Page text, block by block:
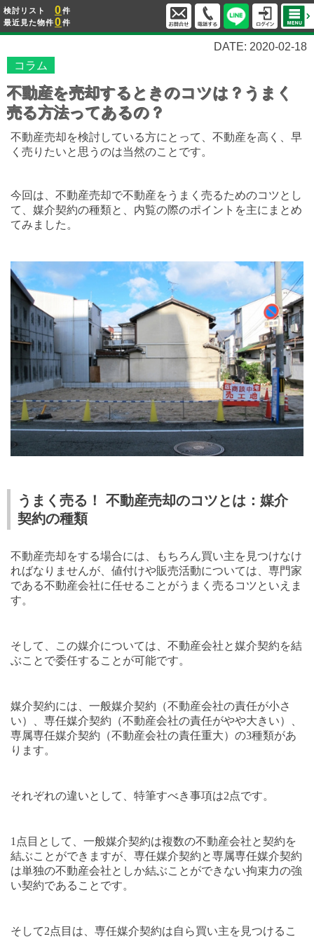
検討リスト 0件
最近見た物件0件
DATE: 2020-02-18
コラム
不動産を売却するときのコツは？うまく
売る方法ってあるの？
不動産売却を検討している方にとって、不動産を高く、早
く売りたいと思うのは当然のことです。
今回は、不動産売却で不動産をうまく売るためのコツとし
て、媒介契約の種類と、内覧の際のポイントを主にまとめ
てみました。
うまく売る！ 不動産売却のコツとは：媒介
契約の種類
不動産売却をする場合には、もちろん買い主を見つけなけ
ればなりませんが、値付けや販売活動については、専門家
である不動産会社に任せることがうまく売るコツといえま
す。
そして、この媒介については、不動産会社と媒介契約を結
ぶことで委任することが可能です。
媒介契約には、一般媒介契約（不動産会社の責任が小さ
い）、専任媒介契約（不動産会社の責任がやや大きい）、
専属専任媒介契約（不動産会社の責任重大）の3種類があ
ります。
それぞれの違いとして、特筆すべき事項は2点です。
1点目として、一般媒介契約は複数の不動産会社と契約を
結ぶことができますが、専任媒介契約と専属専任媒介契約
は単独の不動産会社としか結ぶことができない拘束力の強
い契約であることです。
そして2点目は、専任媒介契約は自ら買い主を見つけるこ